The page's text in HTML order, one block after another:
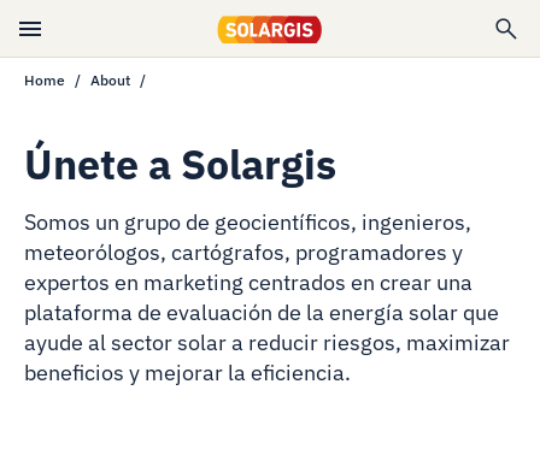
Home About
Únete a Solargis
Somos un grupo de geocientíficos, ingenieros,
meteorólogos, cartógrafos, programadores y
expertos en marketing centrados en crear una
plataforma de evaluación de la energía solar que
ayude al sector solar a reducir riesgos, maximizar
beneficios y mejorar la eficiencia.